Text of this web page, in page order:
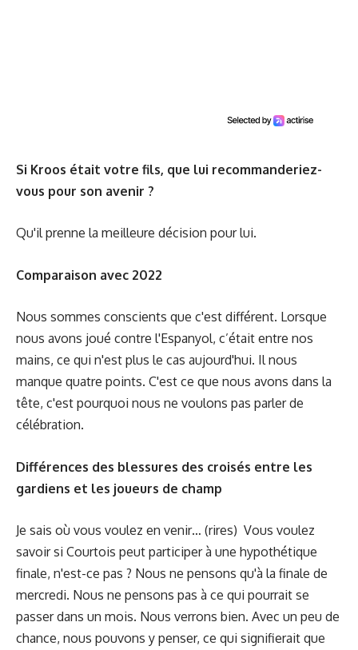
Si Kroos était votre fils, que lui recommanderiez-
vous pour son avenir ?
Qu'il prenne la meilleure décision pour lui.
Comparaison avec 2022
Nous sommes conscients que c'est différent. Lorsque
nous avons joué contre l'Espanyol, c’était entre nos
mains, ce qui n'est plus le cas aujourd'hui. Il nous
manque quatre points. C'est ce que nous avons dans la
tête, c'est pourquoi nous ne voulons pas parler de
célébration.
Différences des blessures des croisés entre les
gardiens et les joueurs de champ
Je sais où vous voulez en venir… (rires) Vous voulez
savoir si Courtois peut participer à une hypothétique
finale, n'est-ce pas ? Nous ne pensons qu'à la finale de
mercredi. Nous ne pensons pas à ce qui pourrait se
passer dans un mois. Nous verrons bien. Avec un peu de
chance, nous pouvons y penser, ce qui signifierait que